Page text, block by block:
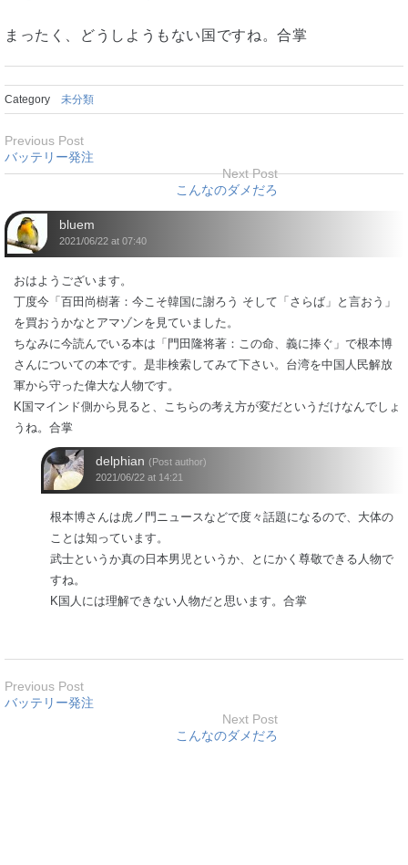
まったく、どうしようもない国ですね。合掌
Category 未分類
Previous Post
バッテリー発注
Next Post
こんなのダメだろ
bluem
2021/06/22 at 07:40
おはようございます。
丁度今「百田尚樹著：今こそ韓国に謝ろう そして「さらば」と言おう」
を買おうかなとアマゾンを見ていました。
ちなみに今読んでいる本は「門田隆将著：この命、義に捧ぐ」で根本博
さんについての本です。是非検索してみて下さい。台湾を中国人民解放
軍から守った偉大な人物です。
K国マインド側から見ると、こちらの考え方が変だというだけなんでしょ
うね。合掌
delphian (Post author)
2021/06/22 at 14:21
根本博さんは虎ノ門ニュースなどで度々話題になるので、大体の
ことは知っています。
武士というか真の日本男児というか、とにかく尊敬できる人物で
すね。
K国人には理解できない人物だと思います。合掌
Previous Post
バッテリー発注
Next Post
こんなのダメだろ